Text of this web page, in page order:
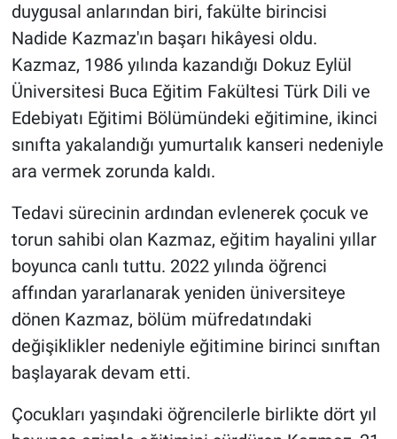
duygusal anlarından biri, fakülte birincisi
Nadide Kazmaz'ın başarı hikâyesi oldu.
Kazmaz, 1986 yılında kazandığı Dokuz Eylül
Üniversitesi Buca Eğitim Fakültesi Türk Dili ve
Edebiyatı Eğitimi Bölümündeki eğitimine, ikinci
sınıfta yakalandığı yumurtalık kanseri nedeniyle
ara vermek zorunda kaldı.
Tedavi sürecinin ardından evlenerek çocuk ve
torun sahibi olan Kazmaz, eğitim hayalini yıllar
boyunca canlı tuttu. 2022 yılında öğrenci
affından yararlanarak yeniden üniversiteye
dönen Kazmaz, bölüm müfredatındaki
değişiklikler nedeniyle eğitimine birinci sınıftan
başlayarak devam etti.
Çocukları yaşındaki öğrencilerle birlikte dört yıl